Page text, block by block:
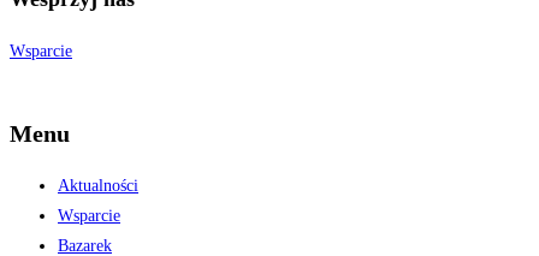
Wsparcie
Menu
Aktualności
Wsparcie
Bazarek